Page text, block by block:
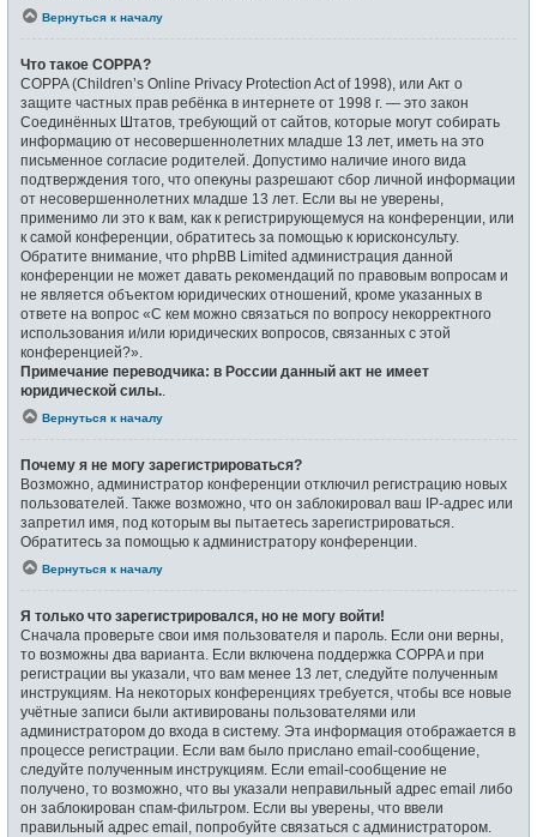
Вернуться к началу
Что такое COPPA?
COPPA (Children’s Online Privacy Protection Act of 1998), или Акт о
защите частных прав ребёнка в интернете от 1998 г. — это закон
Соединённых Штатов, требующий от сайтов, которые могут собирать
информацию от несовершеннолетних младше 13 лет, иметь на это
письменное согласие родителей. Допустимо наличие иного вида
подтверждения того, что опекуны разрешают сбор личной информации
от несовершеннолетних младше 13 лет. Если вы не уверены,
применимо ли это к вам, как к регистрирующемуся на конференции, или
к самой конференции, обратитесь за помощью к юрисконсульту.
Обратите внимание, что phpBB Limited администрация данной
конференции не может давать рекомендаций по правовым вопросам и
не является объектом юридических отношений, кроме указанных в
ответе на вопрос «С кем можно связаться по вопросу некорректного
использования и/или юридических вопросов, связанных с этой
конференцией?».
Примечание переводчика: в России данный акт не имеет
юридической силы.
Вернуться к началу
Почему я не могу зарегистрироваться?
Возможно, администратор конференции отключил регистрацию новых
пользователей. Также возможно, что он заблокировал ваш IP-адрес или
запретил имя, под которым вы пытаетесь зарегистрироваться.
Обратитесь за помощью к администратору конференции.
Вернуться к началу
Я только что зарегистрировался, но не могу войти!
Сначала проверьте свои имя пользователя и пароль. Если они верны,
то возможны два варианта. Если включена поддержка COPPA и при
регистрации вы указали, что вам менее 13 лет, следуйте полученным
инструкциям. На некоторых конференциях требуется, чтобы все новые
учётные записи были активированы пользователями или
администратором до входа в систему. Эта информация отображается в
процессе регистрации. Если вам было прислано email-сообщение,
следуйте полученным инструкциям. Если email-сообщение не
получено, то возможно, что вы указали неправильный адрес email либо
он заблокирован спам-фильтром. Если вы уверены, что ввели
правильный адрес email, попробуйте связаться с администратором.